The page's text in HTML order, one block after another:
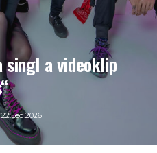
singl a videoklip
22.Led.2026